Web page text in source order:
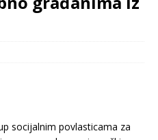
socijalnim povlasticama za